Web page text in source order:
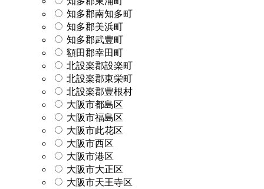
知多郡南知多町
知多郡美浜町
知多郡武豊町
額田郡幸田町
北設楽郡設楽町
北設楽郡東栄町
北設楽郡豊根村
大阪市都島区
大阪市福島区
大阪市此花区
大阪市西区
大阪市港区
大阪市大正区
大阪市天王寺区